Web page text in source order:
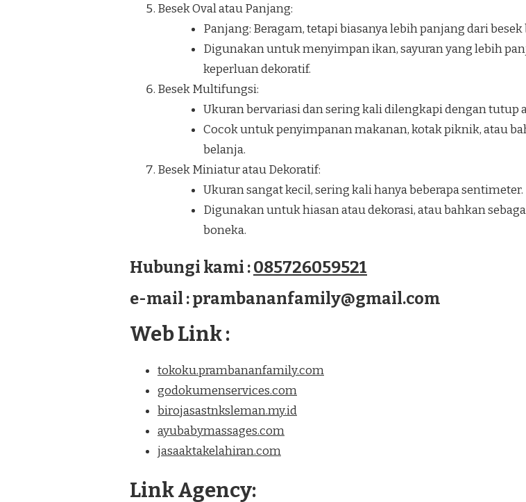
Besek Oval atau Panjang:
Panjang: Beragam, tetapi biasanya lebih panjang dari
Digunakan untuk menyimpan ikan, sayuran yang lebih
keperluan dekoratif.
Besek Multifungsi:
Ukuran bervariasi dan sering kali dilengkapi dengan tutup
Cocok untuk penyimpanan makanan, kotak piknik, atau
belanja.
Besek Miniatur atau Dekoratif:
Ukuran sangat kecil, sering kali hanya beberapa sentimeter.
Digunakan untuk hiasan atau dekorasi, atau bahkan
boneka.
Hubungi kami :085726059521
e-mail : prambananfamily@gmail.com
Web Link :
tokoku.prambananfamily.com
godokumenservices.com
birojasastnksleman.my.id
ayubabymassages.com
jasaaktakelahiran.com
Link Agency: